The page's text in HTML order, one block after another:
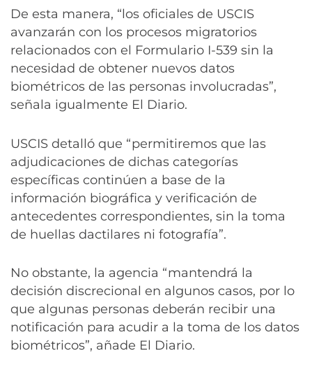
De esta manera, “los oficiales de USCIS
avanzarán con los procesos migratorios
relacionados con el Formulario I-539 sin la
necesidad de obtener nuevos datos
biométricos de las personas involucradas”,
señala igualmente El Diario.
USCIS detalló que “permitiremos que las
adjudicaciones de dichas categorías
específicas continúen a base de la
información biográfica y verificación de
antecedentes correspondientes, sin la toma
de huellas dactilares ni fotografía”.
No obstante, la agencia “mantendrá la
decisión discrecional en algunos casos, por lo
que algunas personas deberán recibir una
notificación para acudir a la toma de los datos
biométricos”, añade El Diario.